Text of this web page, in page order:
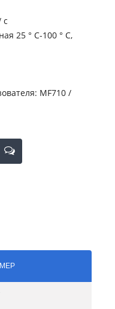
с
25 ° C-100 ° C,
MF710 /